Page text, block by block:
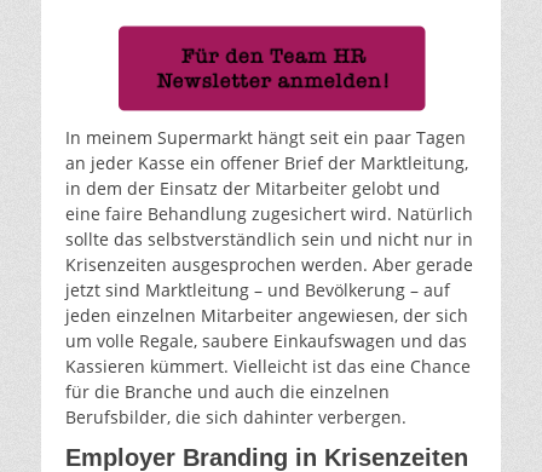
In meinem Supermarkt hängt seit ein paar Tagen
an jeder Kasse ein offener Brief der Marktleitung,
in dem der Einsatz der Mitarbeiter gelobt und
eine faire Behandlung zugesichert wird. Natürlich
sollte das selbstverständlich sein und nicht nur in
Krisenzeiten ausgesprochen werden. Aber gerade
jetzt sind Marktleitung – und Bevölkerung – auf
jeden einzelnen Mitarbeiter angewiesen, der sich
um volle Regale, saubere Einkaufswagen und das
Kassieren kümmert. Vielleicht ist das eine Chance
für die Branche und auch die einzelnen
Berufsbilder, die sich dahinter verbergen.
Employer Branding in Krisenzeiten